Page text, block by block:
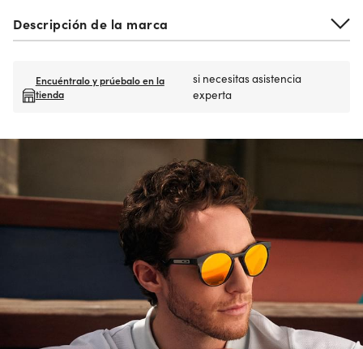
Descripción de la marca
Encuéntralo y prúebalo en la
tienda
si necesitas asistencia
experta